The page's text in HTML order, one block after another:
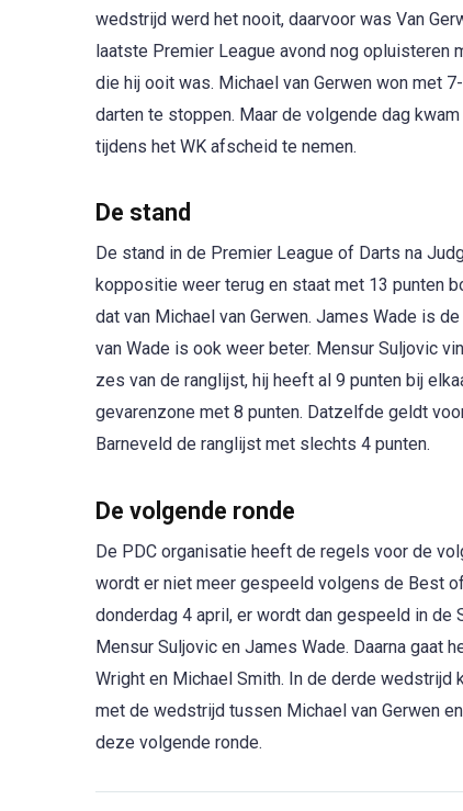
wedstrijd werd het nooit, daarvoor was Van
laatste Premier League avond nog opluisteren
die hij ooit was. Michael van Gerwen won met
darten te stoppen. Maar de volgende dag
tijdens het WK afscheid te nemen.
De stand
De stand in de Premier League of Darts na
koppositie weer terug en staat met 13 punten
dat van Michael van Gerwen. James Wade is
van Wade is ook weer beter. Mensur Suljovic
zes van de ranglijst, hij heeft al 9 punten bij
gevarenzone met 8 punten. Datzelfde geldt
Barneveld de ranglijst met slechts 4 punten.
De volgende ronde
De PDC organisatie heeft de regels voor de
wordt er niet meer gespeeld volgens de Best
donderdag 4 april, er wordt dan gespeeld in
Mensur Suljovic en James Wade. Daarna
Wright en Michael Smith. In de derde wedstrijd
met de wedstrijd tussen Michael van Gerwen
deze volgende ronde.